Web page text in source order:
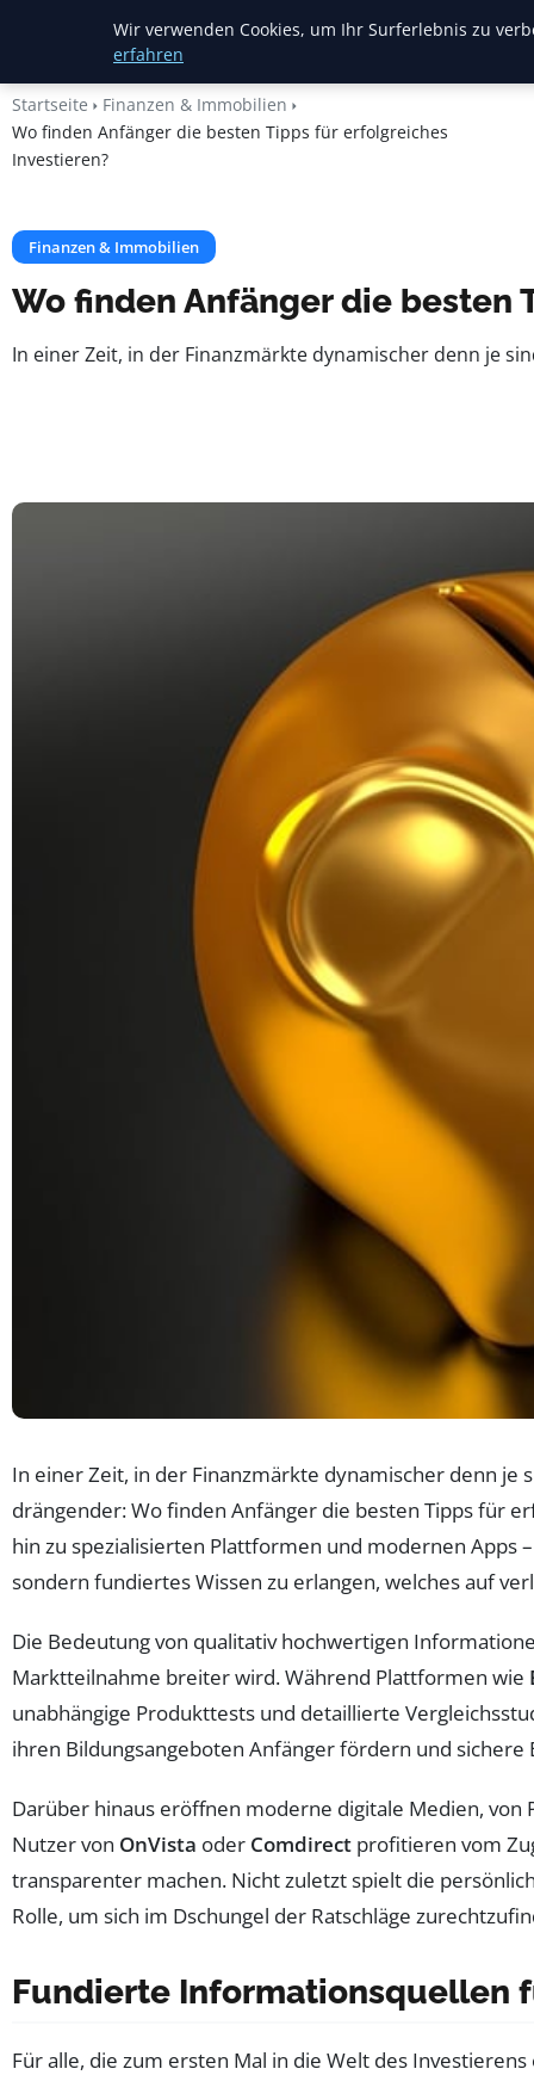
Heide Rundum
Startseite
Finanzen & Immobilien
Wo finden Anfänger die besten Tipps für erfolgreiches
Investieren?
Finanzen & Immobilien
Wo finden Anfänger die besten
In einer Zeit, in der Finanzmärkte dynamischer denn je
In einer Zeit, in der Finanzmärkte dynamischer denn
drängender: Wo finden Anfänger die besten Tipps für
hin zu spezialisierten Plattformen und modernen Apps
sondern fundiertes Wissen zu erlangen, welches auf
Die Bedeutung von qualitativ hochwertigen
Marktteilnahme breiter wird. Während Plattformen wie
unabhängige Produkttests und detaillierte
ihren Bildungsangeboten Anfänger fördern und
Darüber hinaus eröffnen moderne digitale Medien, von
Nutzer von OnVista oder Comdirect profitieren vom
transparenter machen. Nicht zuletzt spielt die
Rolle, um sich im Dschungel der Ratschläge
Fundierte Informationsquellen
Für alle, die zum ersten Mal in die Welt des
Wir verwenden Cookies, um Ihr Surferlebnis zu
erfahren